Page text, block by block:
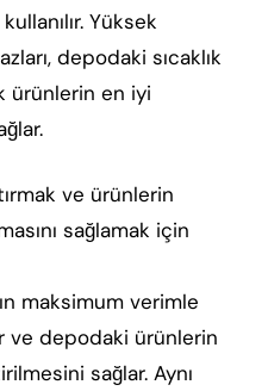
Yüksek
depodaki sıcaklık
ürünlerin en iyi
ve ürünlerin
sağlamak için
maksimum verimle
ve depodaki ürünlerin
sağlar. Aynı